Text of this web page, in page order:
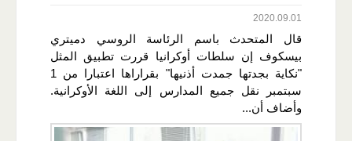
2020.09.01
قال المتحدث باسم الرئاسة الروسي دميتري
بيسكوف إن سلطات أوكرانيا قررت تطبيق المثل
"نكاية بجدتها جمدت أذنيها" بقراراها اعتبارا من 1
سبتمبر نقل جميع المدارس إلى اللغة الأوكرانية.
وأضاف أن...